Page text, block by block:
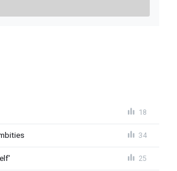
18
34
25